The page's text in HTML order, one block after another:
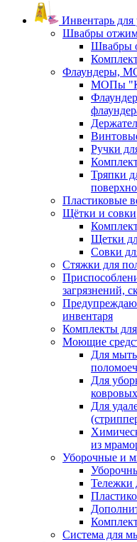
Инвентарь для
Швабры
Швабры
Флаундеры,
МОПы
Ручки
Тряпки
Пластиковые
Щётки и совки
Щетки
Совки
Стяжки для
загрязнений,
инвентаря
Комплекты
Моющие
Для
Для
Для
из
Уборочные и
Тележки
Система для